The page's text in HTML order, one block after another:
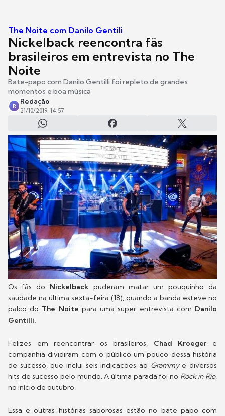
The Noite com Danilo Gentili
Nickelback reencontra fãs
brasileiros em entrevista no The
Noite
Bate-papo com Danilo Gentilli foi repleto de grandes
momentos e boa música
R
Redação
21/10/2019, 14:57
Os fãs do Nickelback puderam matar um pouquinho da
saudade na última sexta-feira (18), quando a banda esteve no
palco do The Noite para uma super entrevista com Danilo
Gentilli.
Felizes em reencontrar os brasileiros, Chad Kroeger e
companhia dividiram com o público um pouco dessa história
de sucesso, que inclui seis indicações ao Grammye diversos
hits de sucesso pelo mundo. A última parada foi no Rock in Rio,
no início de outubro.
Essa e outras histórias saborosas estão no bate papo com